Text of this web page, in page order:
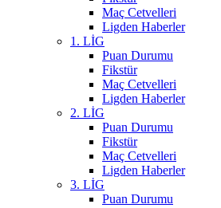
Maç Cetvelleri
Ligden Haberler
1. LİG
Puan Durumu
Fikstür
Maç Cetvelleri
Ligden Haberler
2. LİG
Puan Durumu
Fikstür
Maç Cetvelleri
Ligden Haberler
3. LİG
Puan Durumu